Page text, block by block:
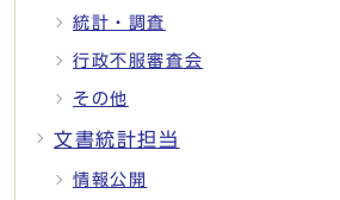
統計・調査
行政不服審査会
その他
文書統計担当
情報公開